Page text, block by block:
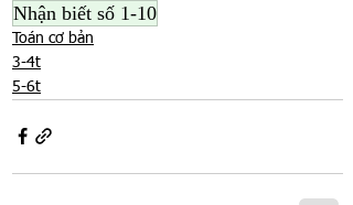
Nhận biết số 1-10
Toán cơ bản
3-4t
5-6t